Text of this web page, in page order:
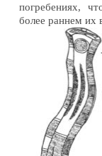
погребениях,
более раннем их